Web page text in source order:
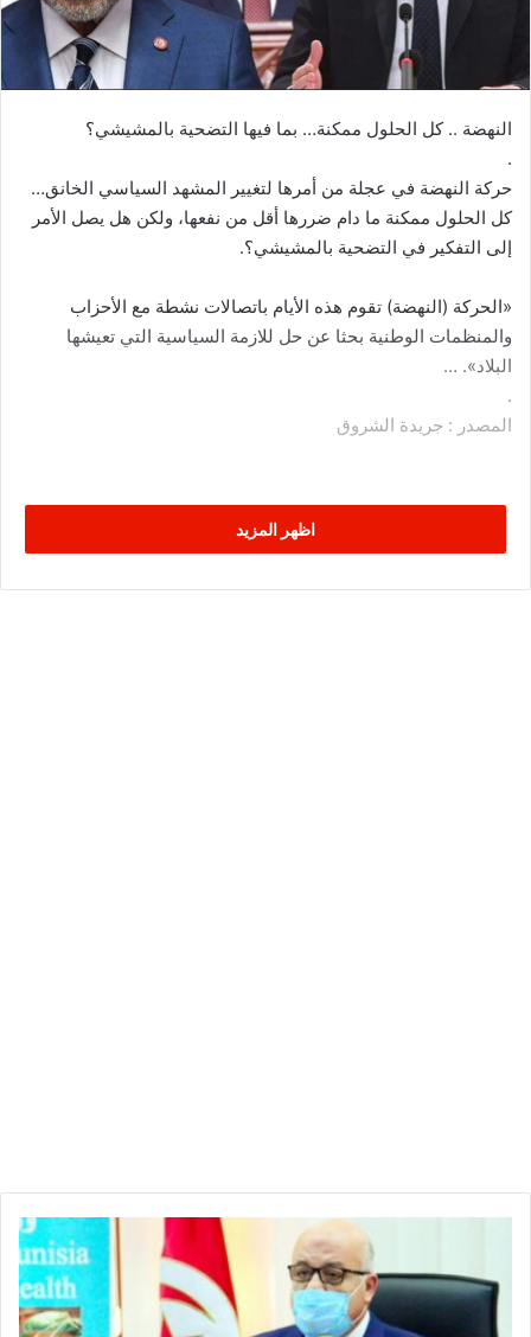
النهضة .. كل الحلول ممكنة… بما فيها التضحية بالمشيشي؟
.
حركة النهضة في عجلة من أمرها لتغيير المشهد السياسي الخانق…
كل الحلول ممكنة ما دام ضررها أقل من نفعها، ولكن هل يصل الأمر
إلى التفكير في التضحية بالمشيشي؟.
«الحركة (النهضة) تقوم هذه الأيام باتصالات نشطة مع الأحزاب
والمنظمات الوطنية بحثا عن حل للازمة السياسية التي تعيشها
البلاد». …
.
المصدر : جريدة الشروق
اظهر المزيد